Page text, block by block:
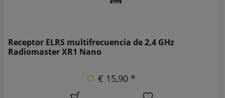
Receptor ELRS multifrecuencia de 2,4 GHz
Radiomaster XR1 Nano
€ 15,90 *